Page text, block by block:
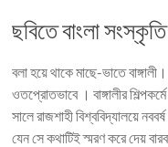
ছবিতে বাংলা
বলা হয়ে থাকে মাছে-ভাতে
ওতপ্রোতভাবে । বাঙ্গালীর
সালে রাজশাহী বিশ্ববিদ্যালয়ে
যেন সে কথাটিই স্মরণ করে দেয়